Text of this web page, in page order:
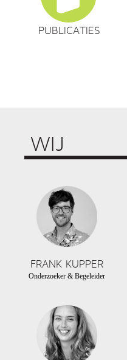
PUBLICATIES
WIJ
FRANK KUPPER
Onderzoeker & Begeleider